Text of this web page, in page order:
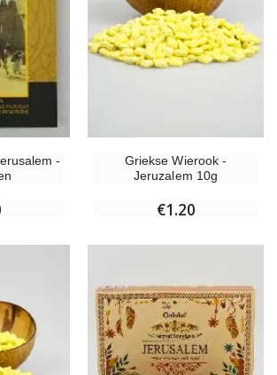
-
Griekse Wierook -
Jeruzalem 10g
€1.20